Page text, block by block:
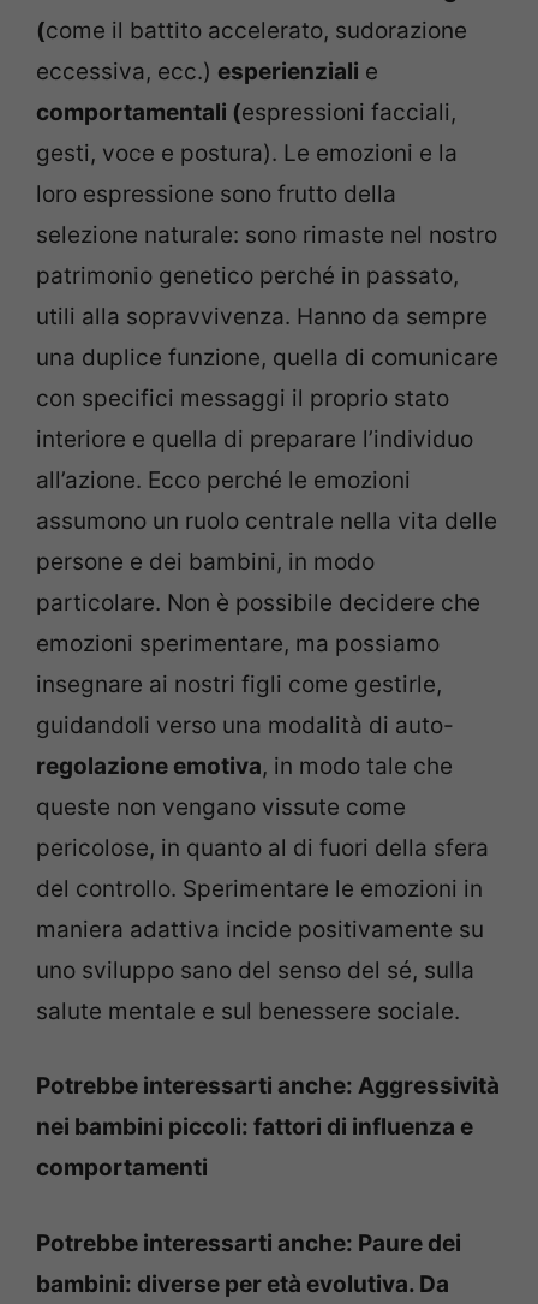
(come il battito accelerato, sudorazione
eccessiva, ecc.) esperienziali e
comportamentali (espressioni facciali,
gesti, voce e postura). Le emozioni e la
loro espressione sono frutto della
selezione naturale: sono rimaste nel nostro
patrimonio genetico perché in passato,
utili alla sopravvivenza. Hanno da sempre
una duplice funzione, quella di comunicare
con specifici messaggi il proprio stato
interiore e quella di preparare l’individuo
all’azione. Ecco perché le emozioni
assumono un ruolo centrale nella vita delle
persone e dei bambini, in modo
particolare. Non è possibile decidere che
emozioni sperimentare, ma possiamo
insegnare ai nostri figli come gestirle,
guidandoli verso una modalità di auto-
regolazione emotiva, in modo tale che
queste non vengano vissute come
pericolose, in quanto al di fuori della sfera
del controllo. Sperimentare le emozioni in
maniera adattiva incide positivamente su
uno sviluppo sano del senso del sé, sulla
salute mentale e sul benessere sociale.
Potrebbe interessarti anche: Aggressività
nei bambini piccoli: fattori di influenza e
comportamenti
Potrebbe interessarti anche: Paure dei
bambini: diverse per età evolutiva. Da